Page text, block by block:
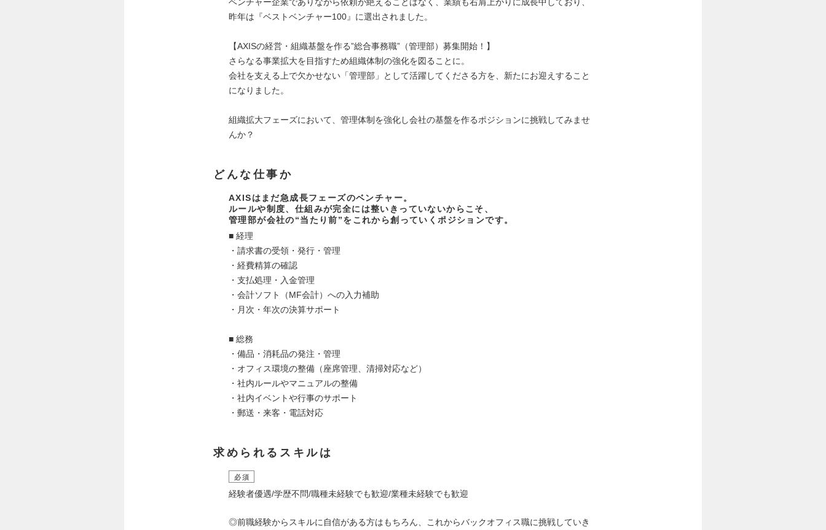
昨年は『ベストベンチャー100』に選出されました。
【AXISの経営・組織基盤を作る”総合事務職”（管理部）募集開始！】
さらなる事業拡大を目指すため組織体制の強化を図ることに。
会社を支える上で欠かせない「管理部」として活躍してくださる方を、新たにお迎えすること
になりました。
組織拡大フェーズにおいて、管理体制を強化し会社の基盤を作るポジションに挑戦してみませ
んか？
どんな仕事か
AXISはまだ急成長フェーズのベンチャー。
ルールや制度、仕組みが完全には整いきっていないからこそ、
管理部が会社の“当たり前”をこれから創っていくポジションです。
■ 経理
・請求書の受領・発行・管理
・経費精算の確認
・支払処理・入金管理
・会計ソフト（MF会計）への入力補助
・月次・年次の決算サポート
■ 総務
・備品・消耗品の発注・管理
・オフィス環境の整備（座席管理、清掃対応など）
・社内ルールやマニュアルの整備
・社内イベントや行事のサポート
・郵送・来客・電話対応
求められるスキルは
必須
経験者優遇/学歴不問/職種未経験でも歓迎/業種未経験でも歓迎
◎前職経験からスキルに自信がある方はもちろん、これからバックオフィス職に挑戦していき